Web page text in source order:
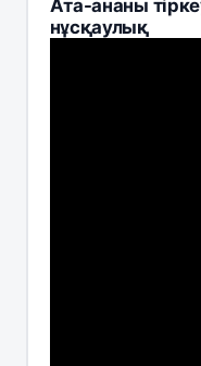
Ата-ананы
нұсқаулық